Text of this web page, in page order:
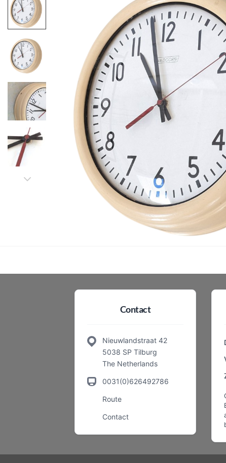
Contact
Nieuwlandstraat 42
5038 SP Tilburg
The Netherlands
0031(0)626492786
Route
Contact